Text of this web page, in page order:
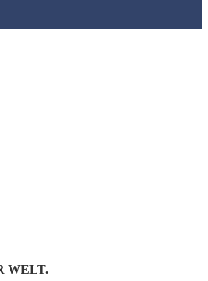
WELT.